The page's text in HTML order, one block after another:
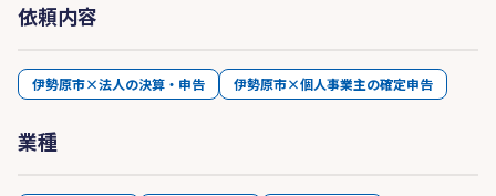
依頼内容
伊勢原市×法人の決算・申告 伊勢原市×個人事業主の確定申告
業種